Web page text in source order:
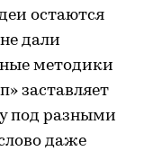
остаются
дали
методики
заставляет
под разными
даже